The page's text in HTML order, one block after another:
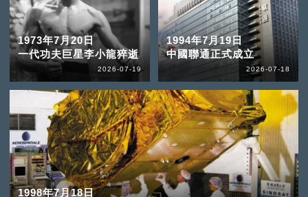
1973年7月20日
一代功夫巨星李小龍猝逝
2026-07-19
1994年7月19日
中國聯通正式成立
2026-07-18
1998年7月18日